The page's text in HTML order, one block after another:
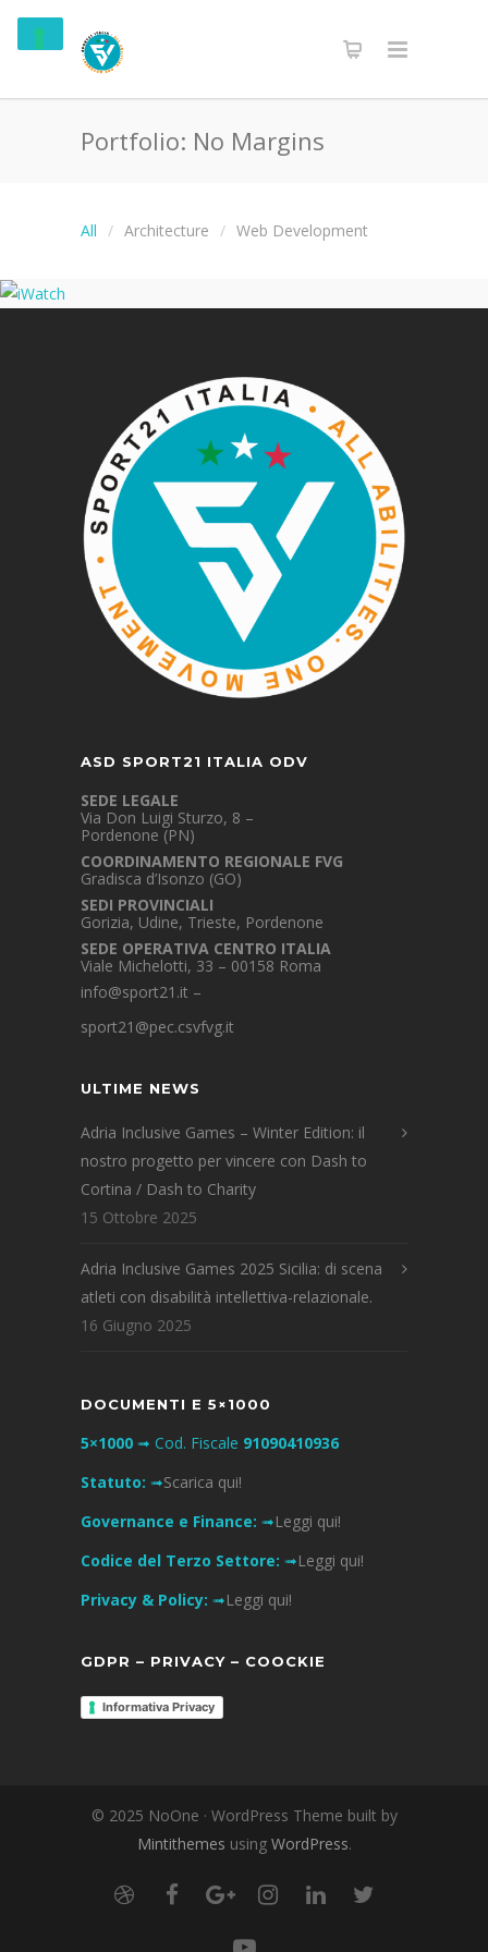
Portfolio: No Margins
All Architecture Web Development
ASD SPORT21 ITALIA ODV
SEDE LEGALE
Via Don Luigi Sturzo, 8 –
Pordenone (PN)
COORDINAMENTO REGIONALE FVG
Gradisca d’Isonzo (GO)
SEDI PROVINCIALI
Gorizia, Udine, Trieste, Pordenone
SEDE OPERATIVA CENTRO ITALIA
Viale Michelotti, 33 – 00158 Roma
info@sport21.it –
sport21@pec.csvfvg.it
ULTIME NEWS
Adria Inclusive Games – Winter Edition: il
nostro progetto per vincere con Dash to
Cortina / Dash to Charity
15 Ottobre 2025
Adria Inclusive Games 2025 Sicilia: di scena
atleti con disabilità intellettiva-relazionale.
16 Giugno 2025
DOCUMENTI E 5×1000
5×1000 ➟ Cod. Fiscale 91090410936
Statuto: ➟Scarica qui!
Governance e Finance: ➟Leggi qui!
Codice del Terzo Settore: ➟Leggi qui!
Privacy & Policy: ➟Leggi qui!
GDPR – PRIVACY – COOCKIE
Informativa Privacy
© 2025 NoOne · WordPress Theme built by
Mintithemes using WordPress.